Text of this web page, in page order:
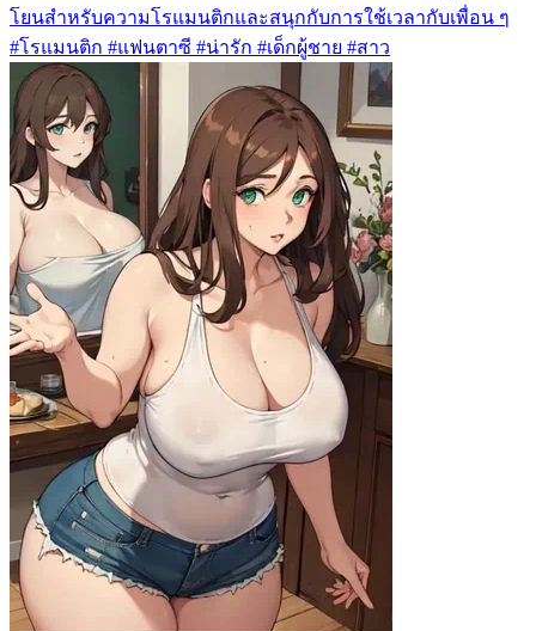
โยนสำหรับความโรแมนติกและสนุกกับการใช้เวลากับเพื่อน ๆ
#โรแมนติก #แฟนตาซี #น่ารัก #เด็กผู้ชาย #สาว